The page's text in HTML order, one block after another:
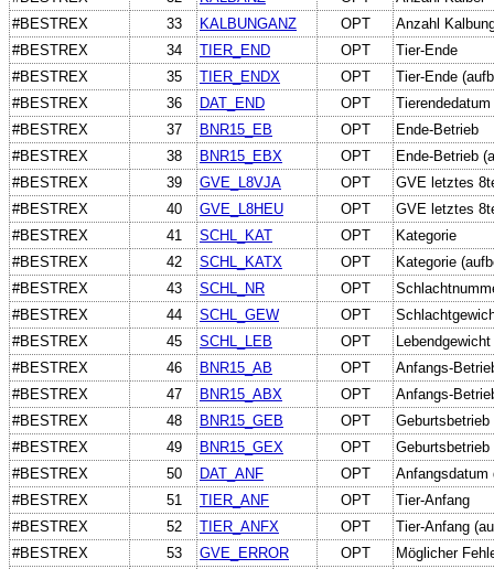
#BESTREX
33 KALBUNGANZ OPT
Anzahl
#BESTREX
34 TIER_END OPT
Tier-Ende
#BESTREX
35 TIER_ENDX OPT
Tier-Ende
#BESTREX
36 DAT_END OPT
Tierendedatum
#BESTREX
37 BNR15_EB OPT
Ende-Betrieb
#BESTREX
38 BNR15_EBX OPT
Ende-Betrieb
#BESTREX
39 GVE_L8VJA OPT
GVE letztes
#BESTREX
40 GVE_L8HEU OPT
GVE letztes
#BESTREX
41 SCHL_KAT OPT
Kategorie
#BESTREX
42 SCHL_KATX OPT
Kategorie
#BESTREX
43 SCHL_NR OPT
#BESTREX
44 SCHL_GEW OPT
#BESTREX
45 SCHL_LEB OPT
Lebendgewicht
#BESTREX
46 BNR15_AB OPT
Anfangs-
#BESTREX
47 BNR15_ABX OPT
Anfangs-
#BESTREX
48 BNR15_GEB OPT
Geburtsbetrieb
#BESTREX
49 BNR15_GEX OPT
Geburtsbetrieb
#BESTREX
50 DAT_ANF OPT
Anfangsdatum
#BESTREX
51 TIER_ANF OPT
Tier-Anfang
#BESTREX
52 TIER_ANFX OPT
Tier-Anfang
#BESTREX
53 GVE_ERROR OPT
Möglicher